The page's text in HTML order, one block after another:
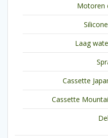
Motoren
Laag
Cassette
Cassette